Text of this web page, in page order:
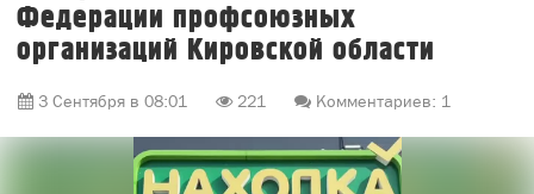
Федерации профсоюзных
организаций Кировской области
3 Сентября в 08:01 221 Комментариев: 1